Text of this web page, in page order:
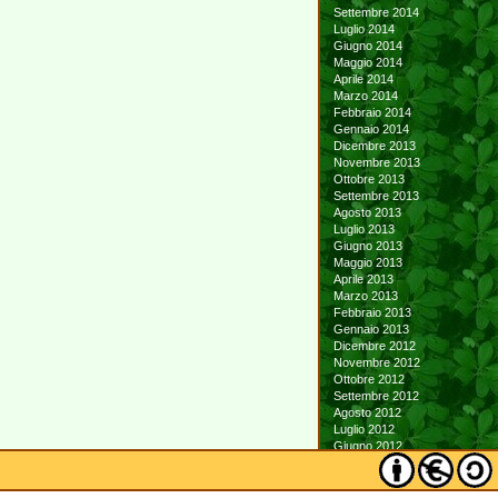
Settembre 2014
Luglio 2014
Giugno 2014
Maggio 2014
Aprile 2014
Marzo 2014
Febbraio 2014
Gennaio 2014
Dicembre 2013
Novembre 2013
Ottobre 2013
Settembre 2013
Agosto 2013
Luglio 2013
Giugno 2013
Maggio 2013
Aprile 2013
Marzo 2013
Febbraio 2013
Gennaio 2013
Dicembre 2012
Novembre 2012
Ottobre 2012
Settembre 2012
Agosto 2012
Luglio 2012
Giugno 2012
Maggio 2012
Aprile 2012